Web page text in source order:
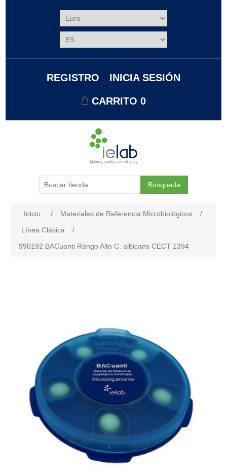
REGISTRO INICIA SESIÓN
CARRITO 0
Búsqueda
Inicio / Materiales de Referencia Microbiológicos
/
Línea Clásica
/
990192 BACuanti Rango Alto C. albicans CECT 1394